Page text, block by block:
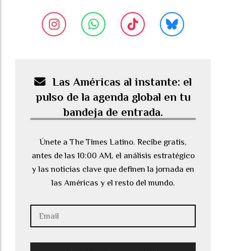
Las Américas al instante: el
pulso de la agenda global en tu
bandeja de entrada.
Únete a The Times Latino. Recibe gratis,
antes de las 10:00 AM, el análisis estratégico
y las noticias clave que definen la jornada en
las Américas y el resto del mundo.